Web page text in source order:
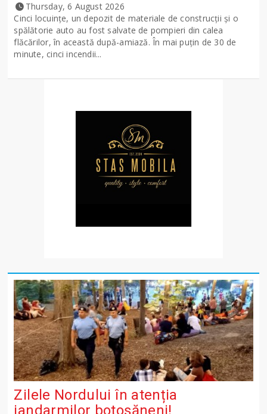
Thursday, 6 August 2026
Cinci locuințe, un depozit de materiale de construcții și o
spălătorie auto au fost salvate de pompieri din calea
flăcărilor, în această după-amiază. În mai puțin de 30 de
minute, cinci incendii...
Zilele Nordului în atenția
jandarmilor botoșăneni!